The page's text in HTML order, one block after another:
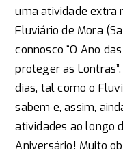
uma atividade extra
Fluviário de Mora
connosco “O Ano
proteger as
dias, tal como o
sabem e, assim,
atividades ao longo
Aniversário! Muito